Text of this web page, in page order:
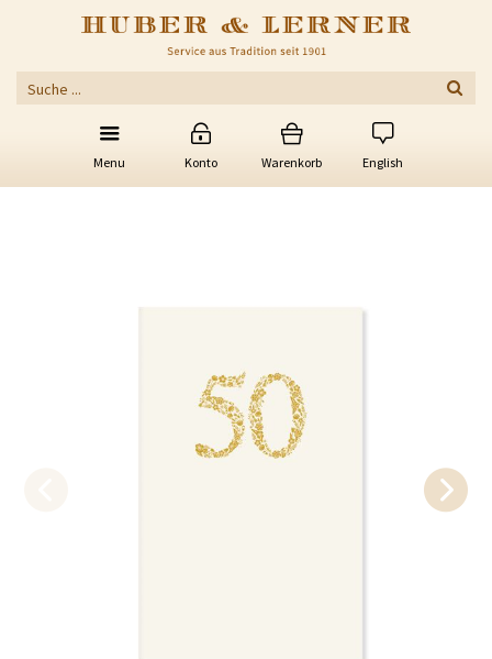
Menu Konto Warenkorb English